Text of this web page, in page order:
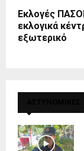
Εκλογές
εκλογικά
εξωτερικό